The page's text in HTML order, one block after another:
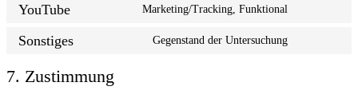
YouTube Marketing/Tracking, Funktional
Sonstiges Gegenstand der Untersuchung
7. Zustimmung